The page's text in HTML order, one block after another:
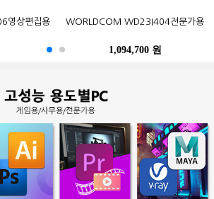
영상편집용 WORLDCOM WD23I404전문가용
1,094,700 원
씨티에스
1605 M2 피씨디렉트 (4GB, M2
522,500 원
C32G54T LG전자 울트라기어 24GN600
218,000 원
9 Always
본)
포유디지탈 iMUZ 컨버터 탭 14 PRO
(SSD 256GB)
469,800 원
정품 무한
크)
Epson 정품 무한 L3256 (무한잉크)
273,800 원